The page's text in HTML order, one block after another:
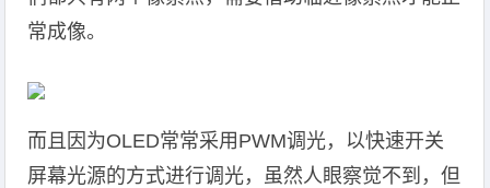
常成像。
而且因为OLED常常采用PWM调光，以快速开关
屏幕光源的方式进行调光，虽然人眼察觉不到，但